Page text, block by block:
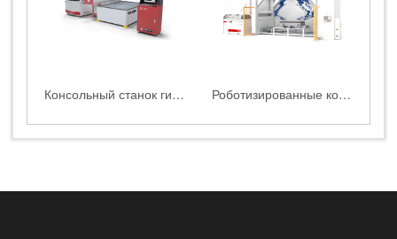
Консольный станок гидроабразивной резки HEAD1010BB|HEAD1020BB|HEAD1520BB Роботизированные комплексы гидроабразивной резки HEAD WATERJET